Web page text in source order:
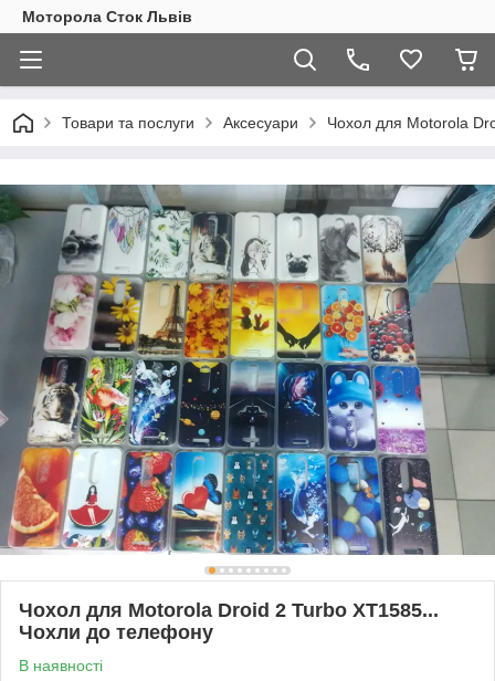
Моторола Сток Львів
Товари та послуги Аксесуари Чохол для Motorola
Чохол для Motorola Droid 2 Turbo XT1585...
Чохли до телефону
В наявності